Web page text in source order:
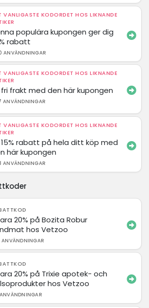
VANLIGASTE KODORDET HOS LIKNANDE
populära kupongen ger dig
rabatt
ANVÄNDNINGAR
VANLIGASTE KODORDET HOS LIKNANDE
fri frakt med den här kupongen
ANVÄNDNINGAR
VANLIGASTE KODORDET HOS LIKNANDE
15% rabatt på hela ditt köp med
här kupongen
ANVÄNDNINGAR
20% på Bozita Robur
hos Vetzoo
ANVÄNDNINGAR
20% på Trixie apotek- och
hos Vetzoo